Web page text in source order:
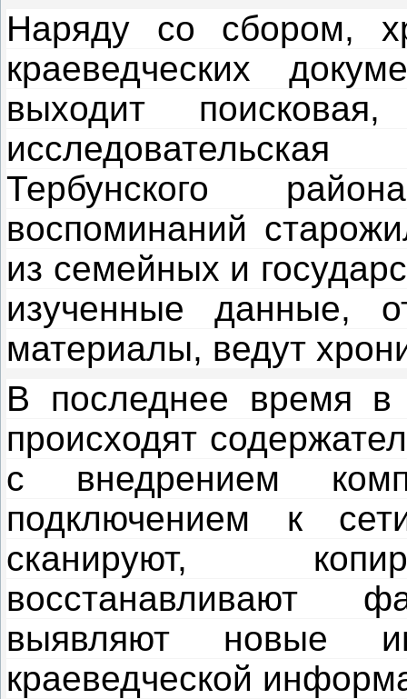
Наряду со сбором,
краеведческих
выходит
Тербунского
воспоминаний
из семейных и
изученные данные,
материалы, ведут
В последнее время в
происходят
с внедрением
подключением к
сканируют,
восстанавливают
выявляют новые
краеведческой